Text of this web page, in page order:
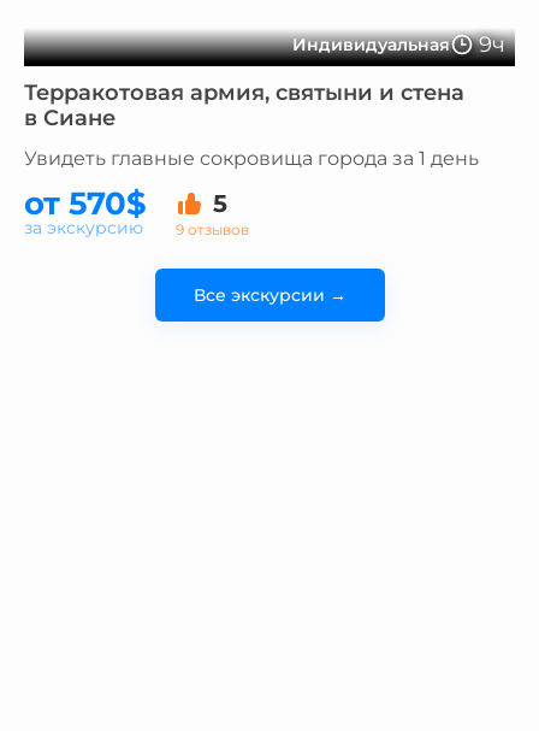
Индивидуальная 9ч
Терракотовая армия, святыни и стена
в Сиане
Увидеть главные сокровища города за 1 день
от 570$ 5
9 отзывов
за экскурсию
Все экскурсии →